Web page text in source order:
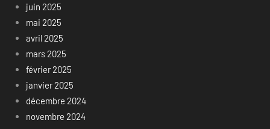
juin 2025
mai 2025
avril 2025
mars 2025
février 2025
janvier 2025
décembre 2024
novembre 2024